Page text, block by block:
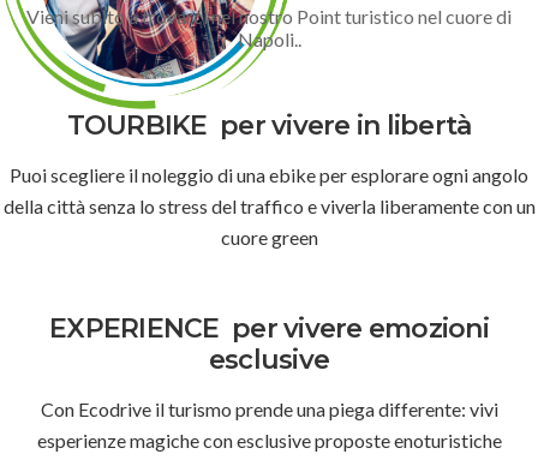
Vieni subito a trovarci nel nostro Point turistico nel cuore di
Napoli..
TOURBIKE per vivere in libertà
Puoi scegliere il noleggio di una ebike per esplorare ogni angolo
della città senza lo stress del traffico e viverla liberamente con un
cuore green
EXPERIENCE per vivere emozioni
esclusive
Con Ecodrive il turismo prende una piega differente: vivi
esperienze magiche con esclusive proposte enoturistiche